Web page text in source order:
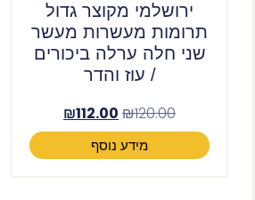
ירושלמי מקוצר גדול
תרומות מעשרות מעשר
שני חלה ערלה ביכורים
/ עוז והדר
₪120.00
₪112.00
מידע נוסף